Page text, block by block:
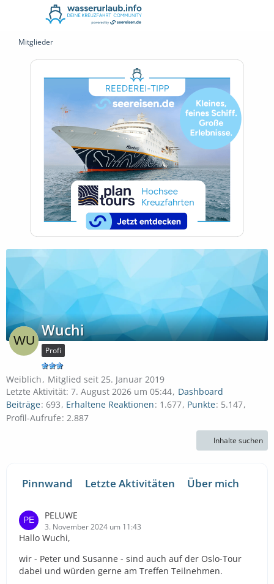
Mitglieder
Wuchi
Profi
Weiblich
Mitglied seit 25. Januar 2019
Letzte Aktivität: 7. August 2026 um 05:44 Dashboard
Beiträge 693 Erhaltene Reaktionen 1.677 Punkte 5.147
Profil-Aufrufe 2.887
Inhalte suchen
Pinnwand Letzte Aktivitäten Über mich
PELUWE
3. November 2024 um 11:43
Hallo Wuchi,
wir - Peter und Susanne - sind auch auf der Oslo-Tour
dabei und würden gerne am Treffen Teilnehmen.